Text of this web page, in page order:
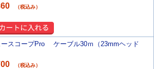
（税込み）
ースコープPro ケーブル30ｍ（23mmヘッド
（税込み）